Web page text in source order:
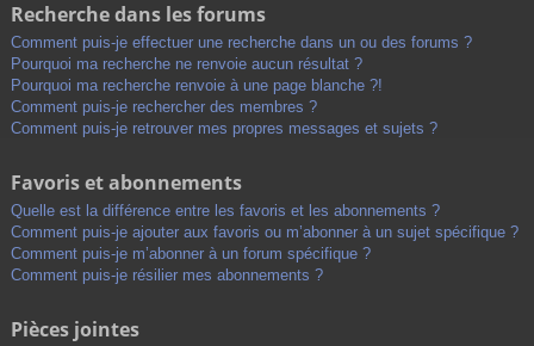
Recherche dans les forums
Comment puis-je effectuer une recherche dans un ou des forums ?
Pourquoi ma recherche ne renvoie aucun résultat ?
Pourquoi ma recherche renvoie à une page blanche ?!
Comment puis-je rechercher des membres ?
Comment puis-je retrouver mes propres messages et sujets ?
Favoris et abonnements
Quelle est la différence entre les favoris et les abonnements ?
Comment puis-je ajouter aux favoris ou m’abonner à un sujet spécifique ?
Comment puis-je m’abonner à un forum spécifique ?
Comment puis-je résilier mes abonnements ?
Pièces jointes